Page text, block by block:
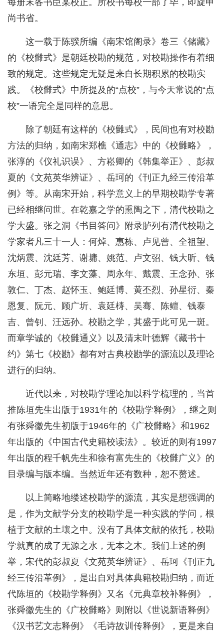
每册末各书臣某校正。所校书每校一部了毕，即旋申
尚书省。
这一载于陈骙所编《南宋馆阁录》卷三《储藏》
的《校雠式》是朝廷校勘的规范，对校勘操作有着细
致的规定。这些规定无疑是来自长期积累的校勘实
践。《校雠式》中所提及的“点校”，与今天常说的“点
校”一语完全是同样的意思。
除了朝廷有这样的《校雠式》，民间也有对校勘
方法的归纳，如南宋郑樵《通志》中的《校雠略》，
张淳的《仪礼识误》、方崧卿的《韩集举正》、彭叔
夏的《文苑英华辨证》、岳珂的《刊正九经三传沿革
例》等。从南宋开始，科学意义上的早期校勘学专著
已经相继问世。在乾嘉之学的熏陶之下，清代校勘之
学大盛。张之洞《书目答问》附录胪列有清代校勘之
学家者凡三十一人：何焯、惠栋、卢见曾、全祖望、
沈炳震、沈廷芳、谢墉、姚范、卢文弨、钱大昕、钱
东垣、彭元瑞、李文藻、周永年、戴震、王念孙、张
敦仁、丁杰、赵怀玉、鲍廷博、黄丕烈、孙星衍、秦
恩复、阮元、顾广圻、袁廷梼、吴骞、陈鳣、钱泰
吉、曾钊、汪远孙。校勘之学，其盛于此可见一斑。
而章学诚的《校雠通义》以及清末叶德辉《藏书十
约》第七《校勘》都有对古典校勘学的源流以及理论
进行的归纳。
近代以来，对校勘学理论加以科学梳理的，当首
推陈垣先生出版于1931年的《校勘学释例》，继之则
有张舜徽先生初版于1946年的《广校雠略》和1962
年出版的《中国古代史籍校读法》。较近的则有1997
年出版的程千帆先生和徐有富先生的《校雠广义》的
目录编与版本编。当然近年还有数种，恕不赘述。
以上简略地缕述校勘学的源流，其实是想强调的
是，作为文献学分支的校勘学是一种实践的学问，根
植于文献的土壤之中。没有了具体文献的依托，校勘
学就真的成了无源之水，无本之木。我们上述的例
举，宋代的彭叔夏《文苑英华辨证》、岳珂《刊正九
经三传沿革例》，是出自对具体典籍校勘归纳，而近
代陈垣的《校勘学释例》又名《元典章校补释例》，
张舜徽先生的《广校雠略》则附以《世说新语释例》
《汉书艺文志释例》《毛诗故训传释例》，更是来自